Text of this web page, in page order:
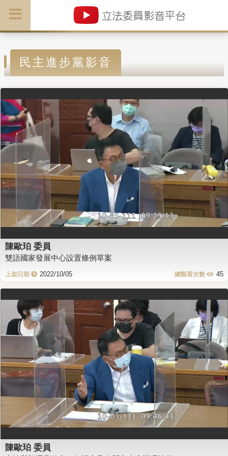
民主進步黨影音
陳歐珀 委員
雙語國家發展中心設置條例草案
2022/10/05 45
陳歐珀 委員